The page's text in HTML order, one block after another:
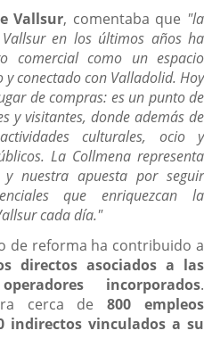
Vallsur, comentaba que "la
en los últimos años ha
comercial como un espacio
conectado con Valladolid. Hoy
de compras: es un punto de
y visitantes, donde además de
culturales, ocio y
La Collmena representa
y nuestra apuesta por seguir
que enriquezcan la
cada día."
de reforma ha contribuido a
directos asociados a las
incorporados.
cerca de800 empleos
indirectos vinculados a su